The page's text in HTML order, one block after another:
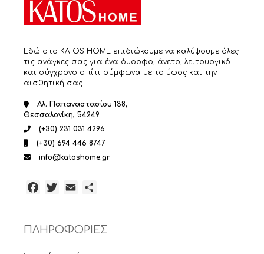
Εδώ στο KATOS HOME επιδιώκουμε να καλύψουμε όλες
τις ανάγκες σας για ένα όμορφο, άνετο, λειτουργικό
και σύγχρονο σπίτι σύμφωνα με το ύφος και την
αισθητική σας.
Αλ. Παπαναστασίου 138,
Θεσσαλονίκη, 54249
(+30) 231 031 4296
(+30) 694 446 8747
info@katoshome.gr
Facebook
TwitterEmail
ΠΛΗΡΟΦΟΡΙΕΣ